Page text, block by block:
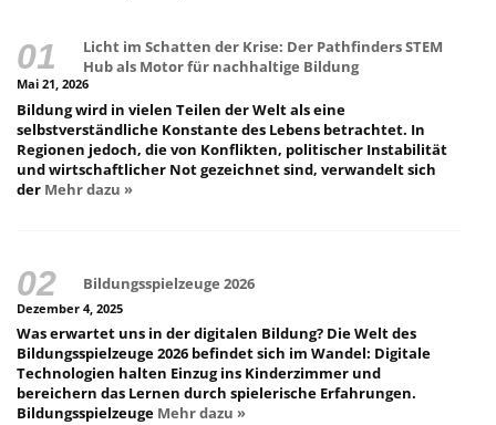
Licht im Schatten der Krise: Der Pathfinders STEM
Hub als Motor für nachhaltige Bildung
Mai 21, 2026
Bildung wird in vielen Teilen der Welt als eine
selbstverständliche Konstante des Lebens betrachtet. In
Regionen jedoch, die von Konflikten, politischer Instabilität
und wirtschaftlicher Not gezeichnet sind, verwandelt sich
der Mehr dazu »
Bildungsspielzeuge 2026
Dezember 4, 2025
Was erwartet uns in der digitalen Bildung? Die Welt des
Bildungsspielzeuge 2026 befindet sich im Wandel: Digitale
Technologien halten Einzug ins Kinderzimmer und
bereichern das Lernen durch spielerische Erfahrungen.
Bildungsspielzeuge Mehr dazu »